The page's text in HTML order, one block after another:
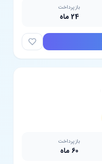
بازپرداخت
24 ماه
بازپرداخت
60 ماه